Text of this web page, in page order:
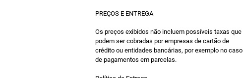
PREÇOS E ENTREGA
Os preços exibidos não incluem possíveis taxas que
podem ser cobradas por empresas de cartão de
crédito ou entidades bancárias, por exemplo no caso
de pagamentos em parcelas.